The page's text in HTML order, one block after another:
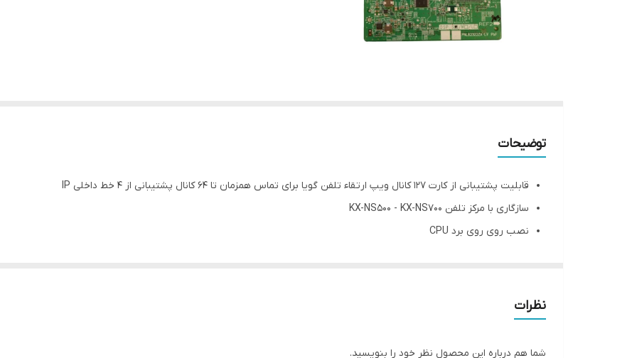
توضیحات
قابلیت پشتیبانی از کارت 127 کانال ویپ ارتقاء تلفن گویا برای تماس همزمان تا 64 کانال پشتیبانی از 4 خط داخلی IP
سازگاری با مرکز تلفن KX-NS500 - KX-NS700
نصب روی روی برد CPU
نظرات
شما هم درباره این محصول نظر خود را بنویسید.